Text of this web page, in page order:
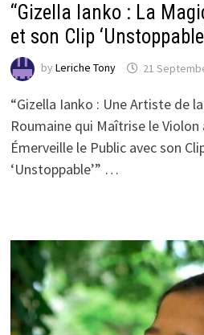
“Gizella Ianko : La
et son Clip
by Leriche Tony 21
“Gizella Ianko : Une Artiste de
Roumaine qui Maîtrise le
Émerveille le Public avec son
‘Unstoppable’” …